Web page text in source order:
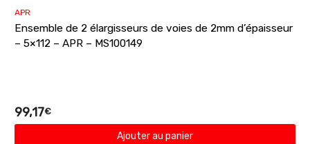
APR
Ensemble de 2 élargisseurs de voies de 2mm d’épaisseur
– 5×112 – APR – MS100149
99,17€
Ajouter au panier